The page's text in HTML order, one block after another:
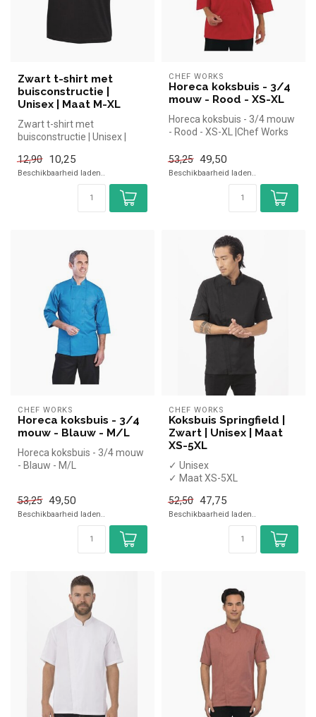
Zwart t-shirt met
buisconstructie |
Unisex | Maat M-XL
Zwart t-shirt met
buisconstructie | Unisex |
kopen voor...
12,90 10,25
Beschikbaarheid laden..
CHEF WORKS
Horeca koksbuis - 3/4
mouw - Rood - XS-XL
Horeca koksbuis - 3/4 mouw
- Rood - XS-XL |Chef Works
53,25 49,50
Beschikbaarheid laden..
CHEF WORKS
Horeca koksbuis - 3/4
mouw - Blauw - M/L
Horeca koksbuis - 3/4 mouw
- Blauw - M/L
53,25 49,50
Beschikbaarheid laden..
CHEF WORKS
Koksbuis Springfield |
Zwart | Unisex | Maat
XS-5XL
✓ Unisex
✓ Maat XS-5XL
52,50 47,75
Beschikbaarheid laden..